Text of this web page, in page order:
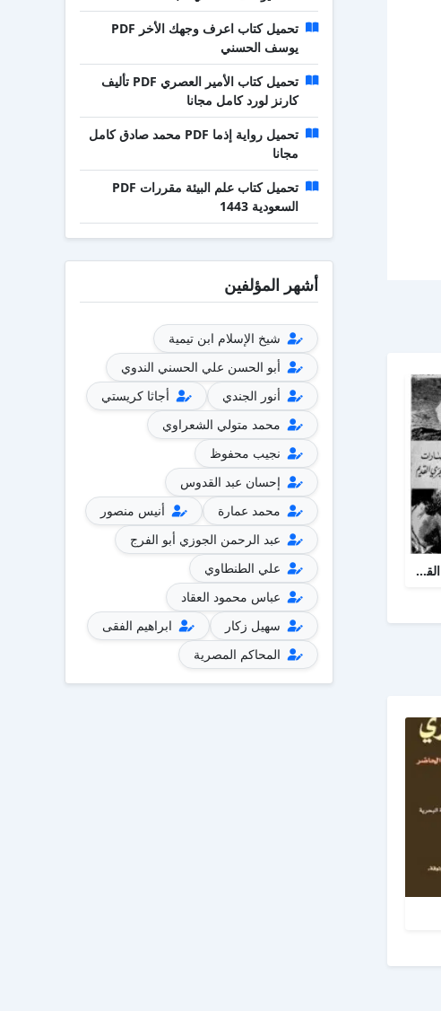
حضارات العصر الحجرى القديم
تحميل كتاب اعرف وجهك الأخر PDF
يوسف الحسني
تحميل كتاب الأمير العصري PDF تأليف
كارنز لورد كامل مجانا
تحميل رواية إذما PDF محمد صادق كامل
مجانا
تحميل كتاب علم البيئة مقررات PDF
السعودية 1443
أشهر المؤلفين
شيخ الإسلام ابن تيمية
أبو الحسن علي الحسني الندوي
أنور الجندي
أجاثا كريستي
محمد متولي الشعراوي
نجيب محفوظ
إحسان عبد القدوس
محمد عمارة
أنيس منصور
عبد الرحمن الجوزي أبو الفرج
علي الطنطاوي
عباس محمود العقاد
سهيل زكار
ابراهيم الفقى
المحاكم المصرية